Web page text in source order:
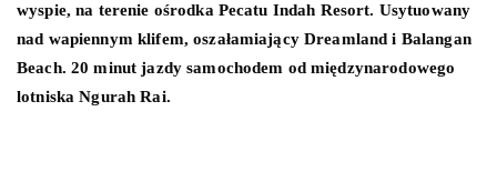
wyspie, na terenie ośrodka Pecatu Indah Resort. Usytuowany
nad wapiennym klifem, oszałamiający Dreamland i Balangan
Beach. 20 minut jazdy samochodem od międzynarodowego
lotniska Ngurah Rai.